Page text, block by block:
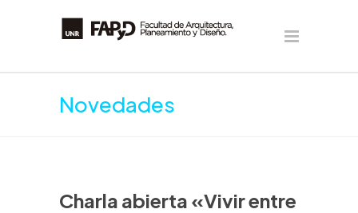
Novedades
Charla abierta «Vivir entre